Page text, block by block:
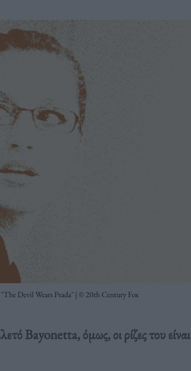
"The Devil Wears Prada" | © 20th Century Fox
Bayonetta, όμως, οι ρίζες του είναι